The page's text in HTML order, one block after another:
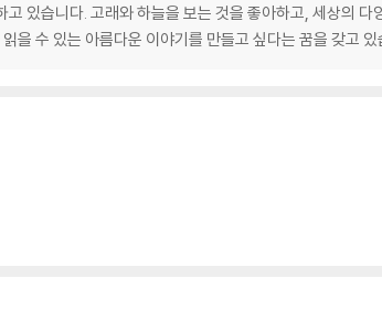
있습니다. 고래와 하늘을 보는 것을 좋아하고, 세상의 다
을 수 있는 아름다운 이야기를 만들고 싶다는 꿈을 갖고 있